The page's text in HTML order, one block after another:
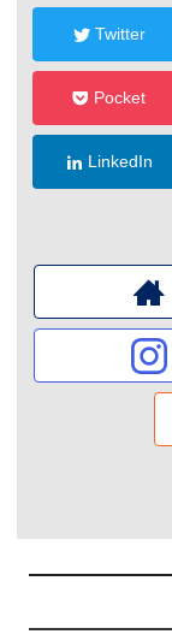
Twitter
Pocket
LinkedIn